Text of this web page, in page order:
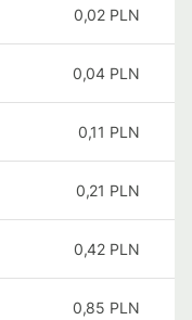
0,02 PLN
0,04 PLN
0,11 PLN
0,21 PLN
0,42 PLN
0,85 PLN